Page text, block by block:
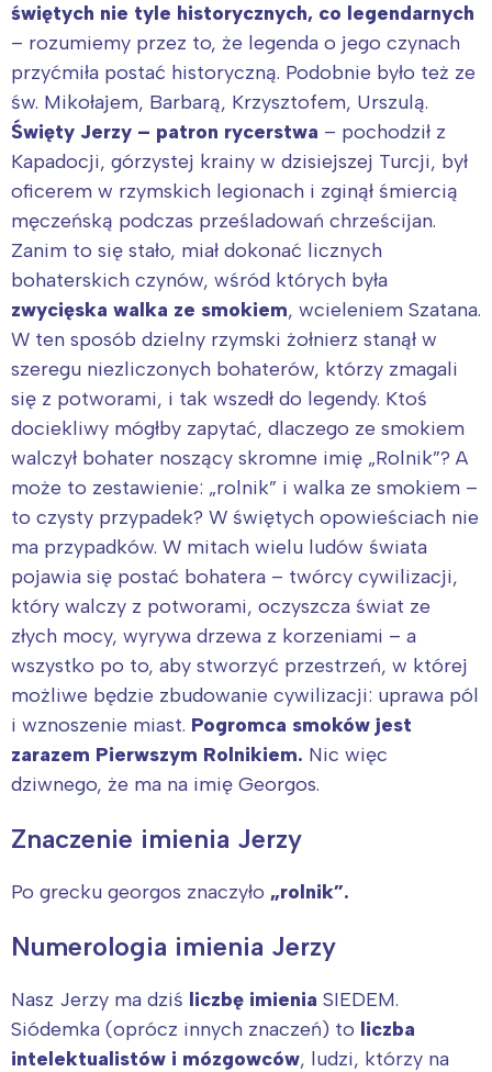
świętych nie tyle historycznych, co legendarnych
– rozumiemy przez to, że legenda o jego czynach
przyćmiła postać historyczną. Podobnie było też ze
św. Mikołajem, Barbarą, Krzysztofem, Urszulą.
Święty Jerzy – patron rycerstwa – pochodził z
Kapadocji, górzystej krainy w dzisiejszej Turcji, był
oficerem w rzymskich legionach i zginął śmiercią
męczeńską podczas prześladowań chrześcijan.
Zanim to się stało, miał dokonać licznych
bohaterskich czynów, wśród których była
zwycięska walka ze smokiem, wcieleniem Szatana.
W ten sposób dzielny rzymski żołnierz stanął w
szeregu niezliczonych bohaterów, którzy zmagali
się z potworami, i tak wszedł do legendy. Ktoś
dociekliwy mógłby zapytać, dlaczego ze smokiem
walczył bohater noszący skromne imię „Rolnik”? A
może to zestawienie: „rolnik” i walka ze smokiem –
to czysty przypadek? W świętych opowieściach nie
ma przypadków. W mitach wielu ludów świata
pojawia się postać bohatera – twórcy cywilizacji,
który walczy z potworami, oczyszcza świat ze
złych mocy, wyrywa drzewa z korzeniami – a
wszystko po to, aby stworzyć przestrzeń, w której
możliwe będzie zbudowanie cywilizacji: uprawa pól
i wznoszenie miast. Pogromca smoków jest
zarazem Pierwszym Rolnikiem. Nic więc
dziwnego, że ma na imię Georgos.
Znaczenie imienia Jerzy
Po grecku georgos znaczyło „rolnik”.
Numerologia imienia Jerzy
Nasz Jerzy ma dziś liczbę imienia SIEDEM.
Siódemka (oprócz innych znaczeń) to liczba
intelektualistów i mózgowców, ludzi, którzy na